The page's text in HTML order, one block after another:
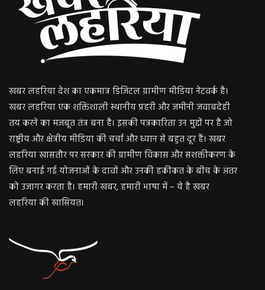
खबर लहरिया देश का एकमात्र डिजिटल ग्रामीण मीडिया नेटवर्क है।
खबर लहरिया एक शक्तिशाली स्थानीय प्रहरी और जमीनी जवाबदेही
तय करने का मजबूत तंत्र बना है। इसकी पत्रकारिता उन मुद्दों पर है जो
राष्ट्रीय और क्षेत्रीय मीडिया की चर्चा और ध्यान से बहुत दूर हैं। खबर
लहरिया खासतौर पर सरकार की ग्रामीण विकास और सशक्तीकरण के
लिए बनाई गई योजनाओं के दावों और उनकी हकीकत के बीच के अंतर
को उजागर करता है। हमारी खबर, हमारी भाषा में – ये है खबर
लहरिया की खासियत।